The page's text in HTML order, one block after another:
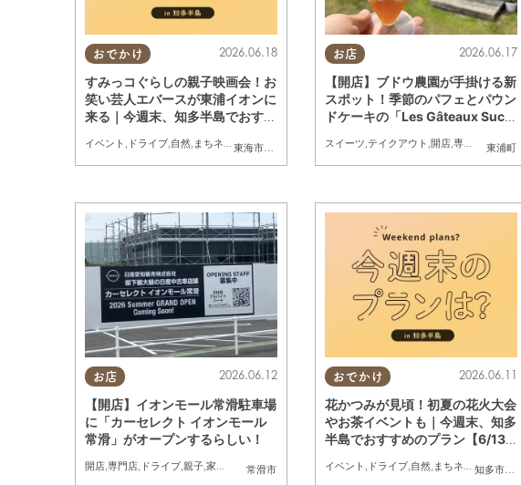
おでかけ
東海市知多市 東浦町,阿久比町,美浜町
2026.06.18
すみっコぐらしの親子映画会！お
笑い芸人エバースが東浦イオンに
来る｜今週末、知多半島でおすす
(日)】
イベント , ドライブ,自然, まちネタ ,季節ネタ
お店
東浦町
2026.06.17
【開店】ブドウ農園が手掛ける新
スポット！季節のパフェとパウン
ドケーキの「Les Gâteaux Sucré
オープン
スイーツ,テイクアウト ,開店,専門店 ,ドライブ
お店
常滑市
2026.06.12
【開店】イオンモール常滑駐車場
に「カーセレクト イオンモール
常滑」がオープンするらしい！
開店 専門店 ドライブ 親子 家族 カップル,おひとりさま,友人
おでかけ
知多市
,東
2026.06.11
花かつみが見頃！初夏の花火大会
やお茶イベントも｜今週末、知多
半島でおすすめのプラン【6/13
イベント ドライブ 自然 まちネタ ,季節ネタ